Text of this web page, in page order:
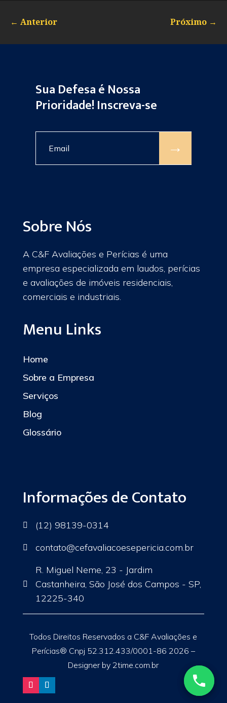
← Anterior Próximo →
Sua Defesa é Nossa
Prioridade! Inscreva-se
→
Sobre Nós
A C&F Avaliações e Perícias é uma
empresa especializada em laudos, perícias
e avaliações de imóveis residenciais,
comerciais e industriais.
Menu Links
Home
Sobre a Empresa
Serviços
Blog
Glossário
Informações de Contato
 (12) 98139-0314
 contato@cefavaliacoesepericia.com.br

R. Miguel Neme, 23 - Jardim
Castanheira, São José dos Campos - SP,
12225-340
Todos Direitos Reservados a C&F Avaliações e
Perícias® Cnpj 52.312.433/0001-86 2026 –
Designer by 2time.com.br